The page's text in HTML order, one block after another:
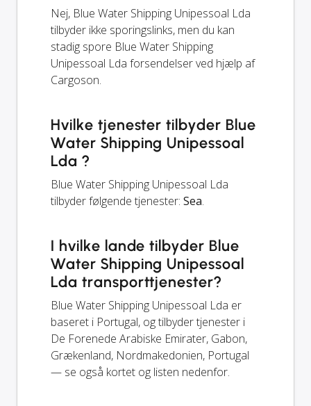
Nej, Blue Water Shipping Unipessoal Lda
tilbyder ikke sporingslinks, men du kan
stadig spore Blue Water Shipping
Unipessoal Lda forsendelser ved hjælp af
Cargoson.
Hvilke tjenester tilbyder Blue
Water Shipping Unipessoal
Lda ?
Blue Water Shipping Unipessoal Lda
tilbyder følgende tjenester: Sea.
I hvilke lande tilbyder Blue
Water Shipping Unipessoal
Lda transporttjenester?
Blue Water Shipping Unipessoal Lda er
baseret i Portugal, og tilbyder tjenester i
De Forenede Arabiske Emirater, Gabon,
Grækenland, Nordmakedonien, Portugal
— se også kortet og listen nedenfor.